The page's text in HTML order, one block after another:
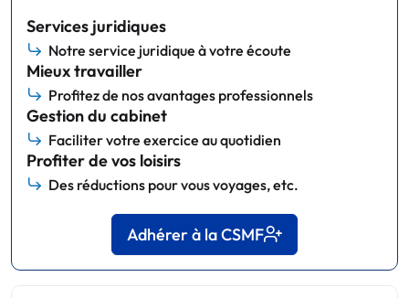
Services juridiques
Notre service juridique à votre écoute
Mieux travailler
Profitez de nos avantages professionnels
Gestion du cabinet
Faciliter votre exercice au quotidien
Profiter de vos loisirs
Des réductions pour vous voyages, etc.
Adhérer à la CSMF